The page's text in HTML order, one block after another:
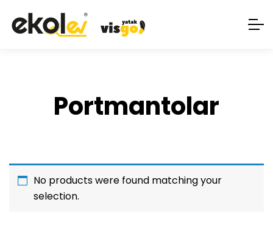
Portmantolar
No products were found matching your
selection.